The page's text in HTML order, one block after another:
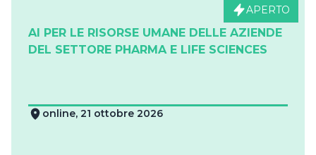
APERTO
AI PER LE RISORSE UMANE DELLE AZIENDE
DEL SETTORE PHARMA E LIFE SCIENCES
online, 21 ottobre 2026